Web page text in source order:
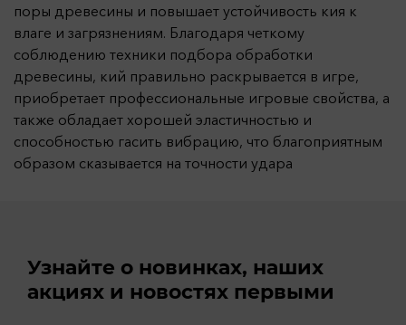
поры древесины и повышает устойчивость кия к
влаге и загрязнениям. Благодаря четкому
соблюдению техники подбора обработки
древесины, кий правильно раскрывается в игре,
приобретает профессиональные игровые свойства, а
также обладает хорошей эластичностью и
способностью гасить вибрацию, что благоприятным
образом сказывается на точности удара
Узнайте о новинках, наших
акциях и новостях первыми